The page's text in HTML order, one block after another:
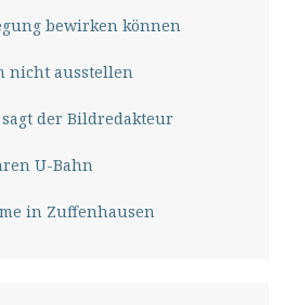
bewirken können
nicht ausstellen
der Bildredakteur
U-Bahn
in Zuffenhausen